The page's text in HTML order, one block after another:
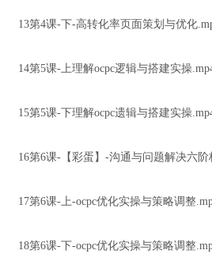
13第4课-下-高转化率页面策划与优化
14第5课-上理解ocpc逻辑与搭建实操
15第5课-下理解ocpc遗辑与搭建实操
16第6课-【彩蛋】-沟通与问题解决六阶
17第6课-上-ocpc优化实操与策略调整
18第6课-下-ocpc优化实操与策略调整